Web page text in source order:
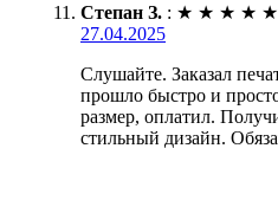
Степан З. : ★ ★ ★ ★ ★
27.04.2025
Слушайте. Заказал
прошло быстро и
размер, оплатил.
стильный дизайн.